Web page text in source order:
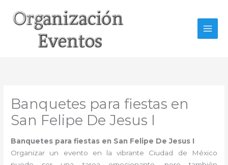
contenido
Banquetes para fiestas en
San Felipe De Jesus I
Banquetes para fiestas en San Felipe De Jesus I
Organizar un evento en la vibrante Ciudad de México